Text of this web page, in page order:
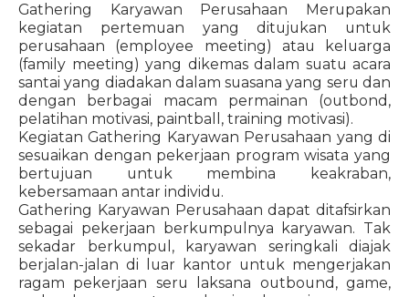
Gathering Karyawan Perusahaan Merupakan
kegiatan pertemuan yang ditujukan untuk
perusahaan (employee meeting) atau keluarga
(family meeting) yang dikemas dalam suatu acara
santai yang diadakan dalam suasana yang seru dan
dengan berbagai macam permainan (outbond,
pelatihan motivasi, paintball, training motivasi).
Kegiatan Gathering Karyawan Perusahaan yang di
sesuaikan dengan pekerjaan program wisata yang
bertujuan untuk membina keakraban,
kebersamaan antar individu.
Gathering Karyawan Perusahaan dapat ditafsirkan
sebagai pekerjaan berkumpulnya karyawan. Tak
sekadar berkumpul, karyawan seringkali diajak
berjalan-jalan di luar kantor untuk mengerjakan
ragam pekerjaan seru laksana outbound, game,